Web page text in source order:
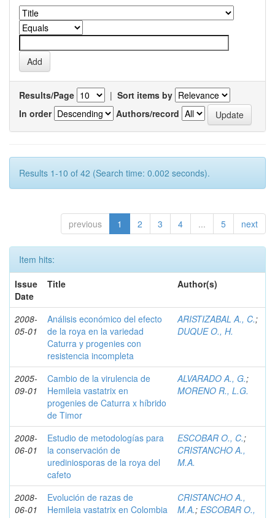
Results/Page | Sort items by
In order
Authors/record
Results 1-10 of 42 (Search time: 0.002 seconds).
previous 1 2 3 4 ... 5 next
Item hits:
Issue
Date
Title Author(s)
2008-
05-01
Análisis económico del efecto
de la roya en la variedad
Caturra y progenies con
resistencia incompleta
ARISTIZABAL A., C.;
DUQUE O., H.
2005-
09-01
Cambio de la virulencia de
Hemileia vastatrix en
progenies de Caturra x híbrido
de Timor
ALVARADO A., G.;
MORENO R., L.G.
2008-
06-01
Estudio de metodologías para
la conservación de
urediniosporas de la roya del
cafeto
ESCOBAR O., C.;
CRISTANCHO A.,
M.A.
2008-
06-01
Evolución de razas de
Hemileia vastatrix en Colombia
CRISTANCHO A.,
M.A.; ESCOBAR O.,